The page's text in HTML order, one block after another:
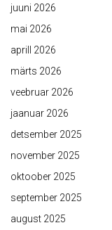
juuni 2026
mai 2026
aprill 2026
märts 2026
veebruar 2026
jaanuar 2026
detsember 2025
november 2025
oktoober 2025
september 2025
august 2025